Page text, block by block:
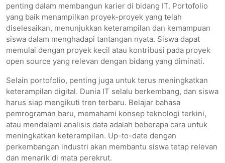
penting dalam membangun karier di bidang IT. Portofolio
yang baik menampilkan proyek-proyek yang telah
diselesaikan, menunjukkan keterampilan dan kemampuan
siswa dalam menghadapi tantangan nyata. Siswa dapat
memulai dengan proyek kecil atau kontribusi pada proyek
open source yang relevan dengan bidang yang diminati.
Selain portofolio, penting juga untuk terus meningkatkan
keterampilan digital. Dunia IT selalu berkembang, dan siswa
harus siap mengikuti tren terbaru. Belajar bahasa
pemrograman baru, memahami konsep teknologi terkini,
atau mendalami analisis data adalah beberapa cara untuk
meningkatkan keterampilan. Up-to-date dengan
perkembangan industri akan membantu siswa tetap relevan
dan menarik di mata perekrut.